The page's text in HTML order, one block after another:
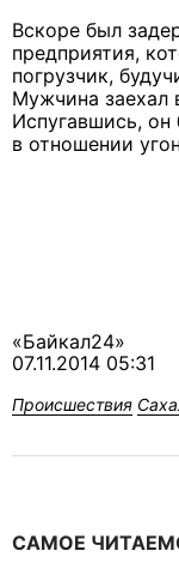
Вскоре был
предприятия,
погрузчик,
Мужчина заехал
Испугавшись, он
в отношении
«Байкал24»
07.11.2014 05:31
Происшествия
САМОЕ